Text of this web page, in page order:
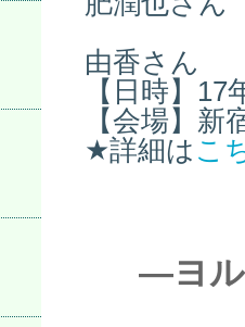
由香さん
【日時】17
【会場】
★詳細は こ
―ヨル